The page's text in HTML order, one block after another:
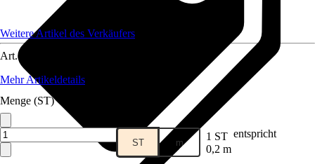
Weitere Artikel des Verkäufers
Art.-Nr.
Mehr Artikeldetails
Menge (ST)
ST m 1 ST entspricht
0,2 m